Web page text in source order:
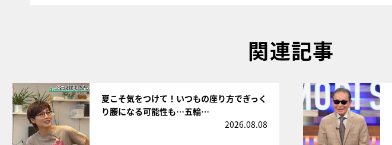
関連記事
夏こそ気をつけて！いつもの座り方でぎっく
り腰になる可能性も…五輪…
2026.08.08